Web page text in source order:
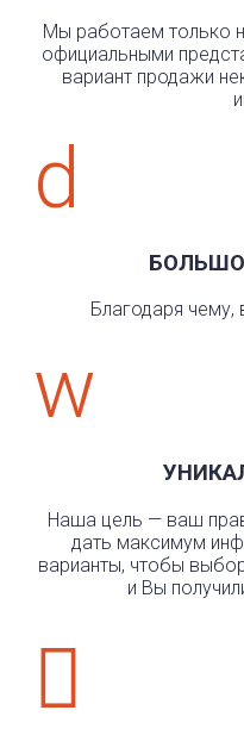
Мы работаем только
официальными
вариант продажи
d
Благодаря чему,
w
Наша цель — ваш
дать максимум
варианты, чтобы
и Вы
